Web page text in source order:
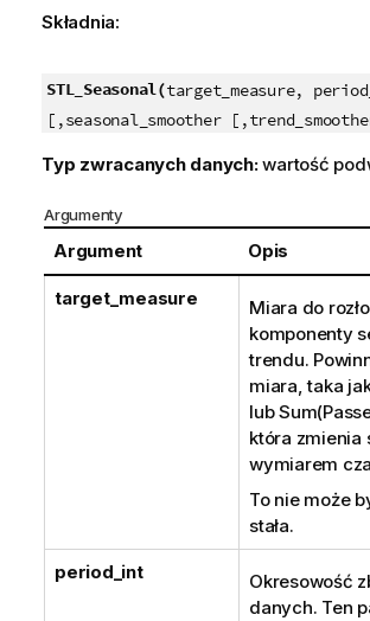
Składnia:
STL_Seasonal(target_measure,
[,seasonal_smoother
Typ zwracanych danych:wartość
Argumenty
Argument Opis
target_measure
Miara do
komponenty
trendu.
miara, taka
lub
która zmienia
wymiarem
To nie może
stała.
period_int
Okresowość
danych. Ten